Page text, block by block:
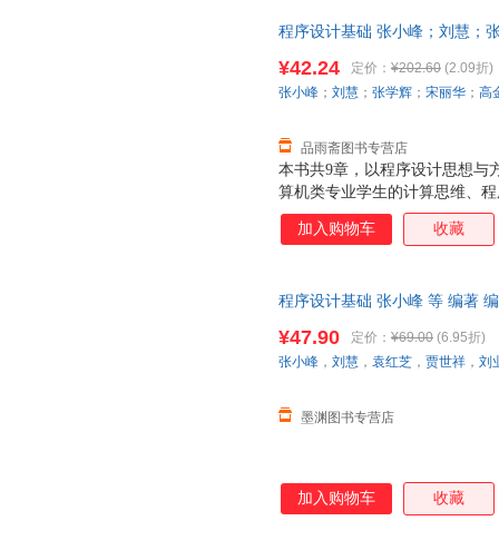
语教材。该教程是经贸类专业
容感兴趣的其他外国留学生学
学期完成。
程序设计基础 张小峰；刘慧；
本书共9章，以程序设计思想与
算机类专业学生的计算思维、
想，达到知识、能力、素质共
相结合，有效融合程序设计的
以作为广大科技工作者业务学
¥42.24 定价： ¥202.60 (2.09折)
品雨斋图书专营店
张小峰 ； 刘慧 ； 张学辉 ； 宋丽华 ； 高
加入购物车 收藏
程序设计基础 张小峰 等 编著
¥47.90 定价： ¥69.00 (6.95折)
墨渊图书专营店
张小峰 ， 刘慧 ， 袁红芝 ， 贾世祥 ， 刘
加入购物车 收藏